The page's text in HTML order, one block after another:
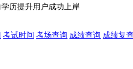
历提升用户成功上岸
考试时间 考场查询 成绩查询 成绩复查